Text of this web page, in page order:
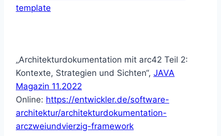
template
„Architekturdokumentation mit arc42 Teil 2:
Kontexte, Strategien und Sichten“, JAVA
Magazin 11.2022
Online: https://entwickler.de/software-
architektur/architekturdokumentation-
arczweiundvierzig-framework